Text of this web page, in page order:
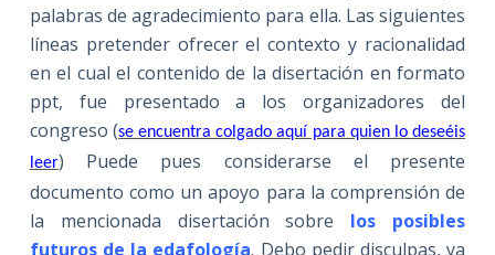
palabras de agradecimiento para ella. Las siguientes
líneas pretender ofrecer el contexto y racionalidad
en el cual el contenido de la disertación en formato
ppt, fue presentado a los organizadores del
congreso (se encuentra colgado aquí para quien lo deseéis
leer) Puede pues considerarse el presente
documento como un apoyo para la comprensión de
la mencionada disertación sobre los posibles
futuros de la edafología. Debo pedir disculpas, ya